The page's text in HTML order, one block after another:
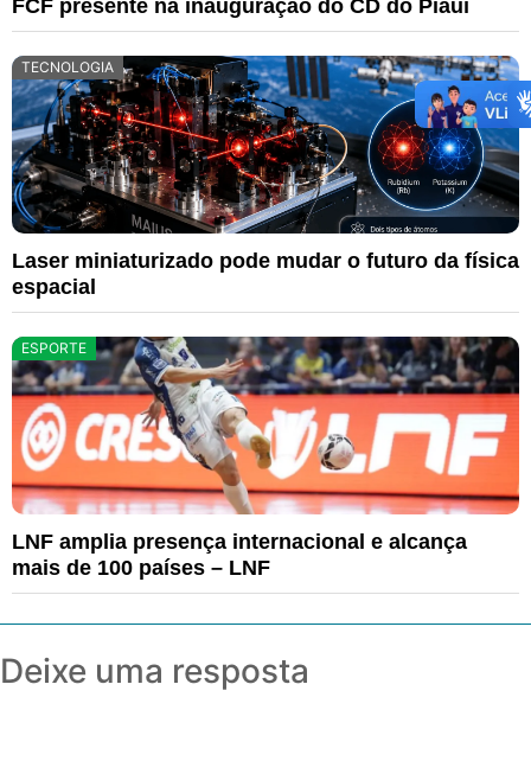
FCF presente na inauguração do CD do Piauí
TECNOLOGIA
Laser miniaturizado pode mudar o futuro da física
espacial
ESPORTE
LNF amplia presença internacional e alcança
mais de 100 países – LNF
Deixe uma resposta